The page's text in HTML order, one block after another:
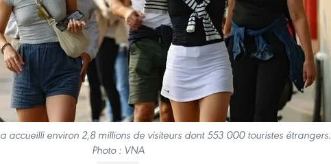
accueilli environ 2,8 millions de visiteurs dont 553 000 touristes étrangers.
Photo : VNA